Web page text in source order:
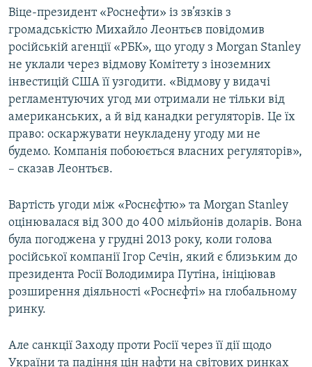
Віце-президент «Роснефти» із зв’язків з
громадськістю Михайло Леонтьєв повідомив
російській агенції «РБК», що угоду з Morgan Stanley
не уклали через відмову Комітету з іноземних
інвестицій США її узгодити. «Відмову у видачі
регламентуючих угод ми отримали не тільки від
американських, а й від канадки регуляторів. Це їх
право: оскаржувати неукладену угоду ми не
будемо. Компанія побоюється власних регуляторів»,
– сказав Леонтьєв.
Вартість угоди між «Роснєфтю» та Morgan Stanley
оцінювалася від 300 до 400 мільйонів доларів. Вона
була погоджена у грудні 2013 року, коли голова
російської компанії Ігор Сечін, який є близьким до
президента Росії Володимира Путіна, ініціював
розширення діяльності «Роснєфті» на глобальному
ринку.
Але санкції Заходу проти Росії через її дії щодо
України та падіння цін нафти на світових ринках